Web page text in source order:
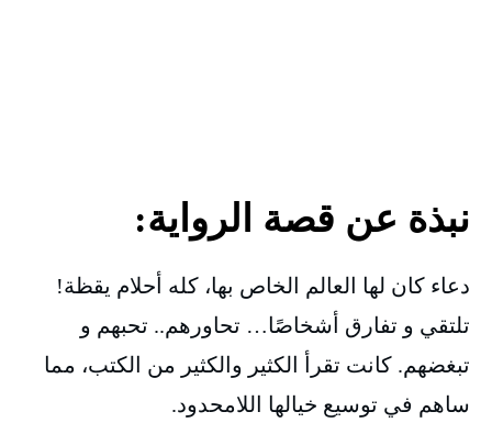
نبذة عن قصة الرواية:
دعاء كان لها العالم الخاص بها، كله أحلام يقظة!
تلتقي و تفارق أشخاصًا… تحاورهم.. تحبهم و
تبغضهم. كانت تقرأ الكثير والكثير من الكتب، مما
ساهم في توسيع خيالها اللامحدود.